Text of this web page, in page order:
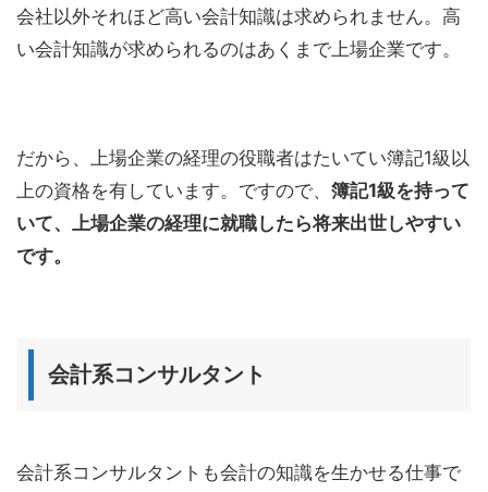
会社以外それほど高い会計知識は求められません。高
い会計知識が求められるのはあくまで上場企業です。
だから、上場企業の経理の役職者はたいてい簿記1級以
上の資格を有しています。ですので、 簿記1級を持って
いて、上場企業の経理に就職したら将来出世しやすい
です。
会計系コンサルタント
会計系コンサルタントも会計の知識を生かせる仕事で